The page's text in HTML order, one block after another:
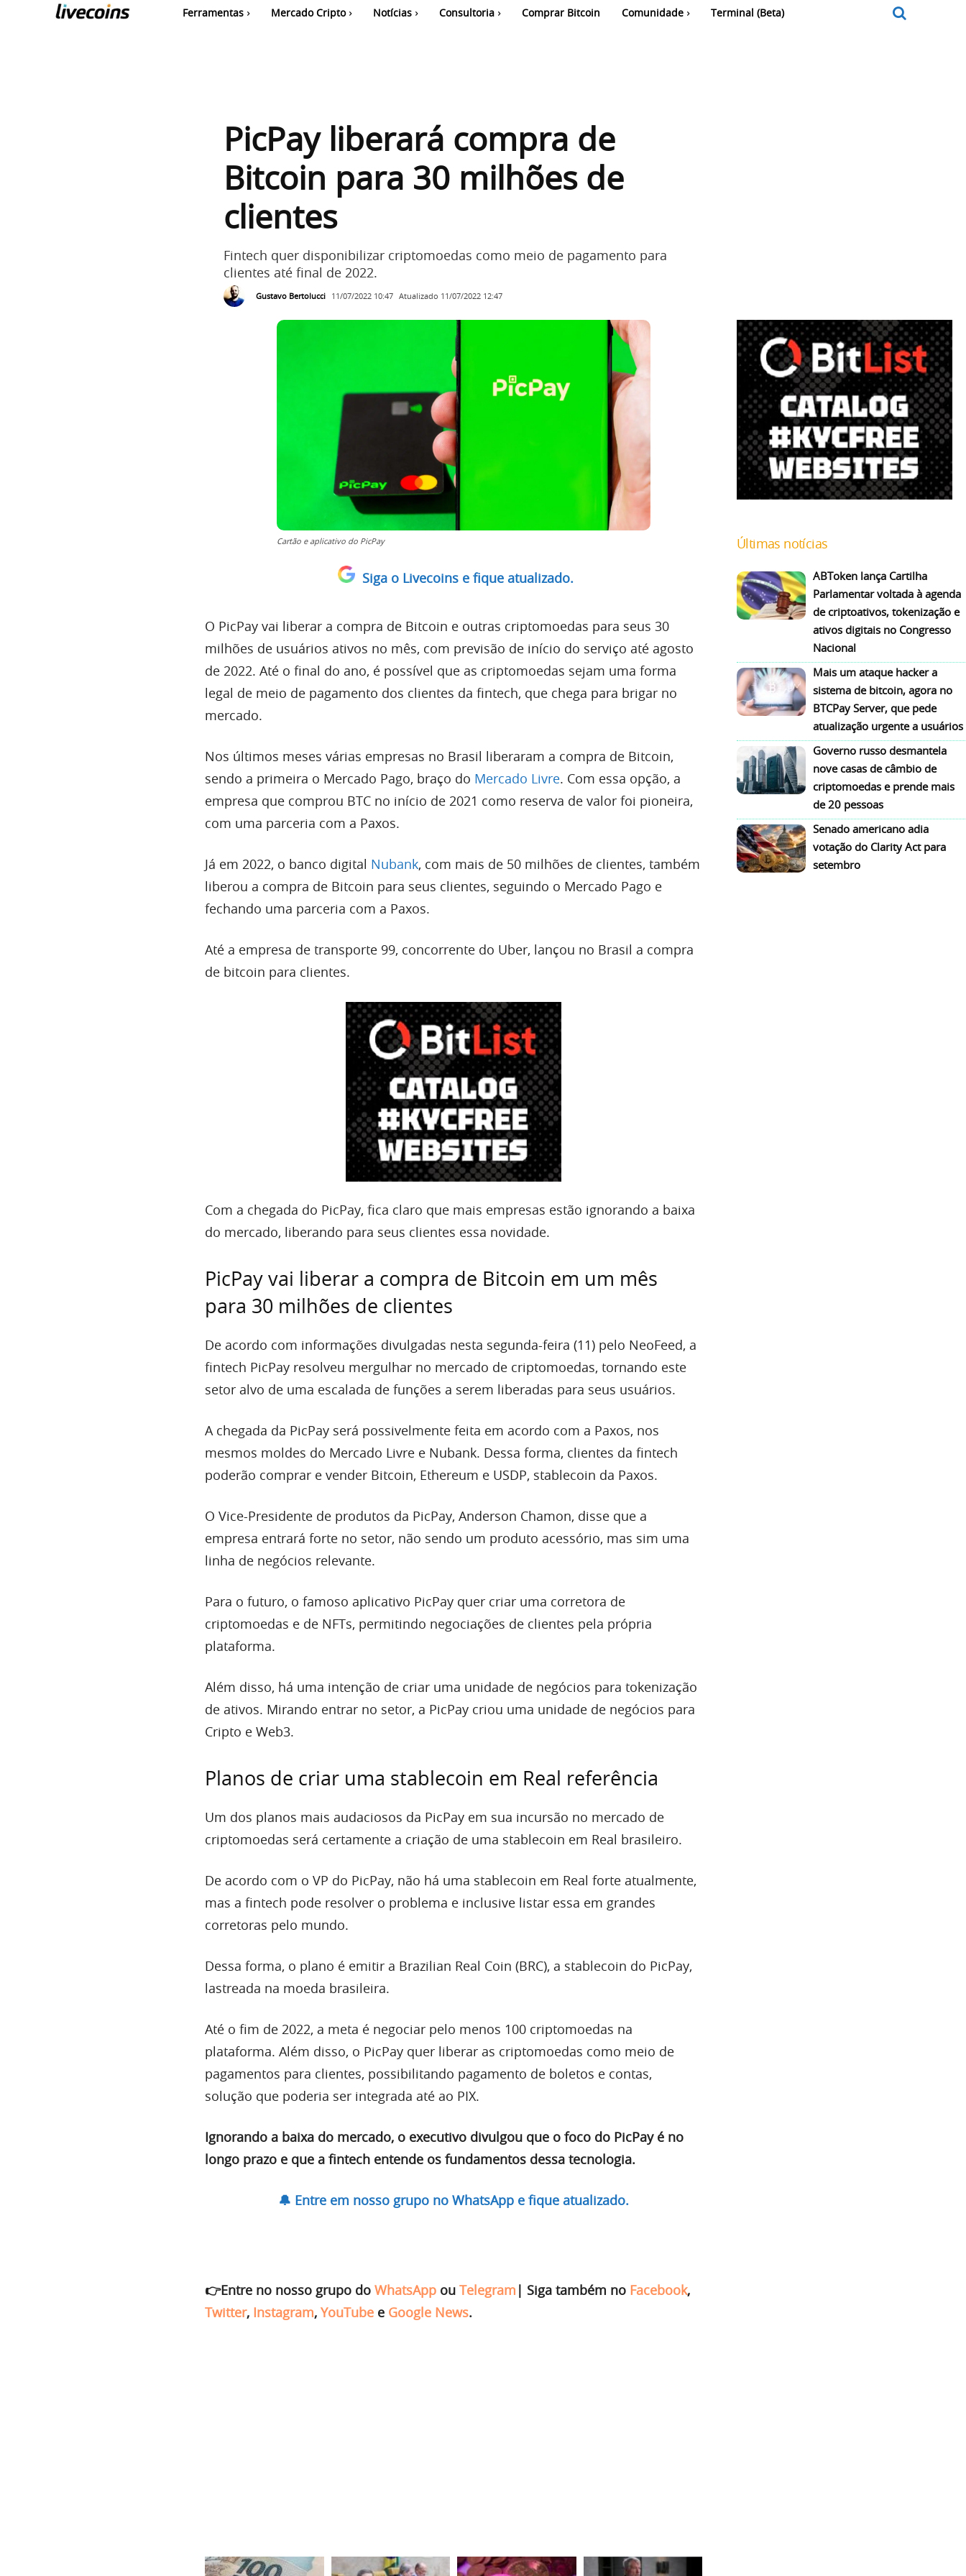
Ferramentas Mercado Cripto Notícias Consultoria Comprar Bitcoin Comunidade Terminal (Beta)
PicPay liberará compra de
Bitcoin para 30 milhões de
clientes
Fintech quer disponibilizar criptomoedas como meio de pagamento para
clientes até final de 2022.
Gustavo Bertolucci 11/07/2022 10:47 Atualizado 11/07/2022 12:47
Cartão e aplicativo do PicPay
Siga o Livecoins e fique atualizado.
O PicPay vai liberar a compra de Bitcoin e outras criptomoedas para seus 30
milhões de usuários ativos no mês, com previsão de início do serviço até agosto
de 2022. Até o final do ano, é possível que as criptomoedas sejam uma forma
legal de meio de pagamento dos clientes da fintech, que chega para brigar no
mercado.
Nos últimos meses várias empresas no Brasil liberaram a compra de Bitcoin,
sendo a primeira o Mercado Pago, braço do Mercado Livre. Com essa opção, a
empresa que comprou BTC no início de 2021 como reserva de valor foi pioneira,
com uma parceria com a Paxos.
Já em 2022, o banco digital Nubank, com mais de 50 milhões de clientes, também
liberou a compra de Bitcoin para seus clientes, seguindo o Mercado Pago e
fechando uma parceria com a Paxos.
Até a empresa de transporte 99, concorrente do Uber, lançou no Brasil a compra
de bitcoin para clientes.
Com a chegada do PicPay, fica claro que mais empresas estão ignorando a baixa
do mercado, liberando para seus clientes essa novidade.
PicPay vai liberar a compra de Bitcoin em um mês
para 30 milhões de clientes
De acordo com informações divulgadas nesta segunda-feira (11) pelo NeoFeed, a
fintech PicPay resolveu mergulhar no mercado de criptomoedas, tornando este
setor alvo de uma escalada de funções a serem liberadas para seus usuários.
A chegada da PicPay será possivelmente feita em acordo com a Paxos, nos
mesmos moldes do Mercado Livre e Nubank. Dessa forma, clientes da fintech
poderão comprar e vender Bitcoin, Ethereum e USDP, stablecoin da Paxos.
O Vice-Presidente de produtos da PicPay, Anderson Chamon, disse que a
empresa entrará forte no setor, não sendo um produto acessório, mas sim uma
linha de negócios relevante.
Para o futuro, o famoso aplicativo PicPay quer criar uma corretora de
criptomoedas e de NFTs, permitindo negociações de clientes pela própria
plataforma.
Além disso, há uma intenção de criar uma unidade de negócios para tokenização
de ativos. Mirando entrar no setor, a PicPay criou uma unidade de negócios para
Cripto e Web3.
Planos de criar uma stablecoin em Real referência
Um dos planos mais audaciosos da PicPay em sua incursão no mercado de
criptomoedas será certamente a criação de uma stablecoin em Real brasileiro.
De acordo com o VP do PicPay, não há uma stablecoin em Real forte atualmente,
mas a fintech pode resolver o problema e inclusive listar essa em grandes
corretoras pelo mundo.
Dessa forma, o plano é emitir a Brazilian Real Coin (BRC), a stablecoin do PicPay,
lastreada na moeda brasileira.
Até o fim de 2022, a meta é negociar pelo menos 100 criptomoedas na
plataforma. Além disso, o PicPay quer liberar as criptomoedas como meio de
pagamentos para clientes, possibilitando pagamento de boletos e contas,
solução que poderia ser integrada até ao PIX.
Ignorando a baixa do mercado, o executivo divulgou que o foco do PicPay é no
longo prazo e que a fintech entende os fundamentos dessa tecnologia.
🔔 Entre em nosso grupo no WhatsApp e fique atualizado.
👉Entre no nosso grupo do WhatsApp ou Telegram | Siga também no Facebook,
Twitter, Instagram, YouTube e Google News.
Últimas notícias
ABToken lança Cartilha
Parlamentar voltada à agenda
de criptoativos, tokenização e
ativos digitais no Congresso
Nacional
Mais um ataque hacker a
sistema de bitcoin, agora no
BTCPay Server, que pede
atualização urgente a usuários
Governo russo desmantela
nove casas de câmbio de
criptomoedas e prende mais
de 20 pessoas
Senado americano adia
votação do Clarity Act para
setembro